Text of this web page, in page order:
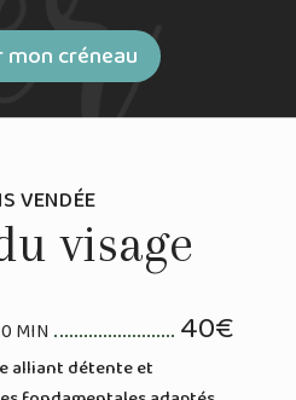
mon créneau
VENDÉE
visage
MIN 40€
alliant détente et